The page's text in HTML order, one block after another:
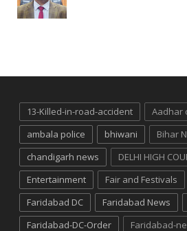
13-Killed-in-road-accident Aadhar
ambala police
bhiwani
Bihar
chandigarh news
DELHI HIGH
Entertainment
Fair and Festivals
Faridabad DC
Faridabad News
Faridabad-DC-Order
Faridabad-